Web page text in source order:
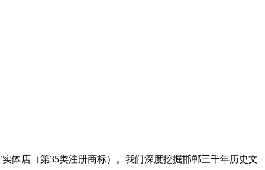
店（第35类注册商标）。我们深度挖掘邯郸三千年历史文